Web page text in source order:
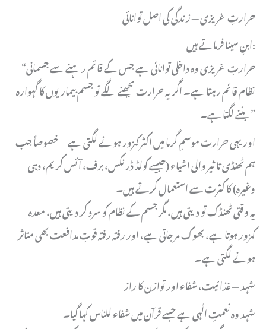
حرارتِ غریزی — زندگی کی اصل توانائی
ابنِ سینا فرماتے ہیں:
“حرارتِ غریزی وہ داخلی توانائی ہے جس کے قائم رہنے سے جسمانی
نظام قائم رہتا ہے۔ اگر یہ حرارت بجھنے لگے تو جسم بیماریوں کا گہوارہ
بننے لگتا ہے۔”
اور یہی حرارت موسمِ گرما میں اکثر کمزور ہونے لگتی ہے — خصوصاً جب
ہم ٹھنڈی تاثیر والی اشیاء (جیسے کولڈ ڈرنکس، برف، آئس کریم، دہی
وغیرہ) کا کثرت سے استعمال کرتے ہیں۔
یہ وقتی ٹھنڈک تو دیتی ہیں، مگر جسم کے نظام کو سرد کر دیتی ہیں، معدہ
کمزور ہوتا ہے، بھوک مر جاتی ہے، اور رفتہ رفتہ قوتِ مدافعت بھی متاثر
ہونے لگتی ہے۔
شہد — غذائیت، شفاء اور توازن کا راز
شہد وہ نعمتِ الٰہی ہے جسے قرآن میں شفاء للناس کہا گیا۔